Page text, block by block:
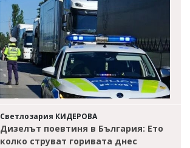
Светлозария КИДЕРОВА
Дизелът поевтиня в България: Ето
колко струват горивата днес